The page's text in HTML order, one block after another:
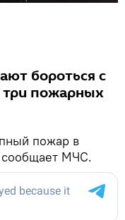
бороться с
три пожарных
пожар в
сообщает МЧС.